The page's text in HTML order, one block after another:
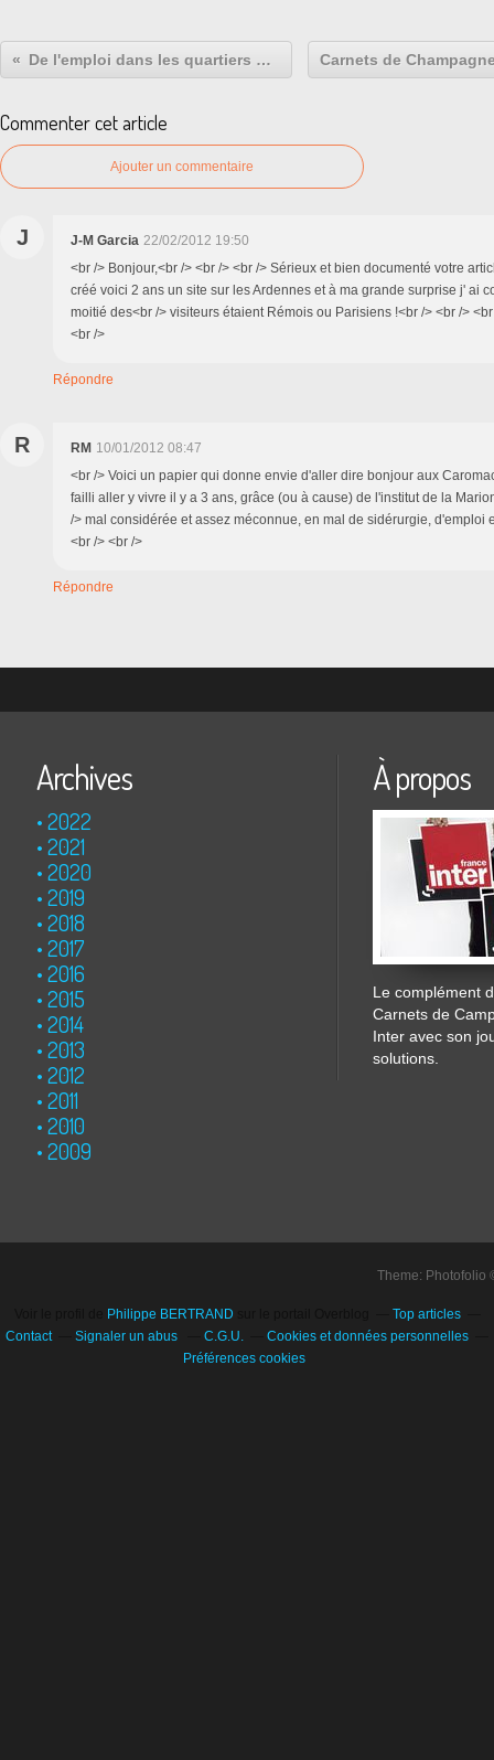
De l'emploi dans les quartiers sensibles
Commenter cet article
Ajouter un commentaire
J J-M Garcia 22/02/2012 19:50
<br /> Bonjour,<br /> <br /> <br /> Sérieux et bien documenté votre
créé voici 2 ans un site sur les Ardennes et à ma grande surprise j' ai
moitié des<br /> visiteurs étaient Rémois ou Parisiens !<br /> <br />
<br />
Répondre
R RM 10/01/2012 08:47
<br /> Voici un papier qui donne envie d'aller dire bonjour aux
failli aller y vivre il y a 3 ans, grâce (ou à cause) de l'institut de la
/> mal considérée et assez méconnue, en mal de sidérurgie, d'emploi
<br /> <br />
Répondre
Archives
2022
2021
2020
2019
2018
2017
2016
2015
2014
2013
2012
2011
2010
2009
À propos
Le complément
Carnets de
Inter avec son
solutions.
Theme:
Philippe BERTRAND
Top articles
Contact
Signaler un abus C.G.U.
Cookies et données personnelles
Préférences cookies